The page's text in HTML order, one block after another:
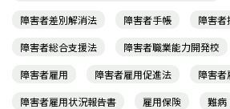
障害者差別解消法
障害者手帳 障害者
障害者総合支援法
障害者職業能力開発校
障害者雇用
障害者雇用促進法
障害者
障害者雇用状況報告書
雇用保険
難病